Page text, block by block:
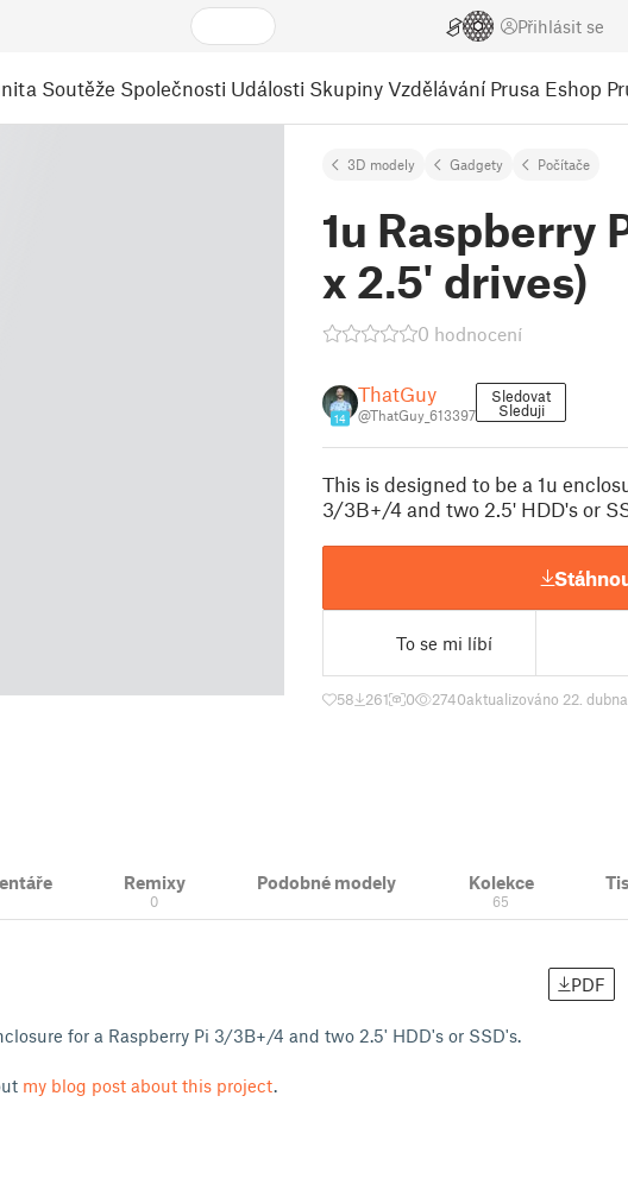
Přihlásit se
Soutěže Společnosti Události Skupiny Vzdělávání Prusa Eshop
3D modely Gadgety Počítače
1u Raspberry
x 2.5' drives)
0 hodnocení
14
ThatGuy
@ThatGuy_613397
Sledovat
Sleduji
This is designed to be a 1u
3/3B+/4 and two 2.5' HDD's or
To se mi líbí
58 261 0 2740aktualizováno 22.
Remixy
0
Podobné modely Kolekce
65
PDF
for a Raspberry Pi 3/3B+/4 and two 2.5' HDD's or SSD's.
my blog post about this project.